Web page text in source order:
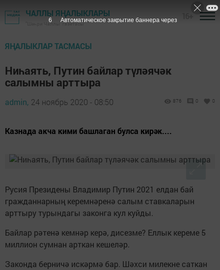
ЧАЛЛЫ ЯҢАЛЫКЛАРЫ
"Шәһри Чаллы" газетасы
ЯҢАЛЫКЛАР ТАСМАСЫ
Ниһаять, Путин байлар түләячәк
салымны арттыра
admin, 24 ноябрь 2020 - 08:50 876 0 0
Казнада акча кими башлаган булса кирәк....
Русия Президены Владимир Путин 2021 елдан бай
гражданнарның керемнәренә салым ставкаларын
арттыру турындагы законга кул куйды.
Байлар рәтенә кемнәр керә, дисезме? Еллык кереме 5
миллион сумнан арткан кешеләр.
Законда берничә искәрмә бар. Шәхси милекне саткан
5 Автоматическое закрытие баннера через